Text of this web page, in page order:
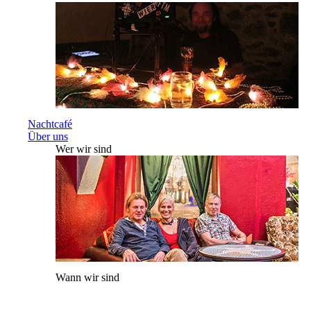
Nachtcafé
Über uns
Wer wir sind
Wann wir sind